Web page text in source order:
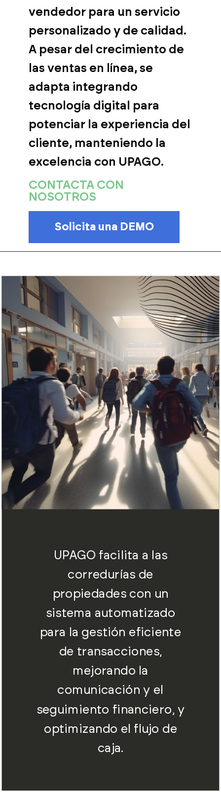
vendedor para un servicio
personalizado y de calidad.
A pesar del crecimiento de
las ventas en línea, se
adapta integrando
tecnología digital para
potenciar la experiencia del
cliente, manteniendo la
excelencia con UPAGO.
CONTACTA CON
NOSOTROS
Solicita una DEMO
UPAGO facilita a las
corredurías de
propiedades con un
sistema automatizado
para la gestión eficiente
de transacciones,
mejorando la
comunicación y el
seguimiento financiero, y
optimizando el flujo de
caja.